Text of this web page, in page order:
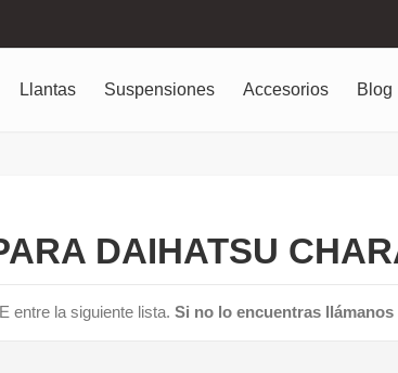
Llantas Suspensiones Accesorios Blog
DAIHATSU
entre la siguiente lista. Si no lo encuentras llámanos